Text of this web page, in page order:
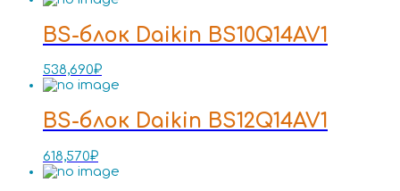
BS-блок Daikin BS10Q14AV1
538,690₽
BS-блок Daikin BS12Q14AV1
618,570₽